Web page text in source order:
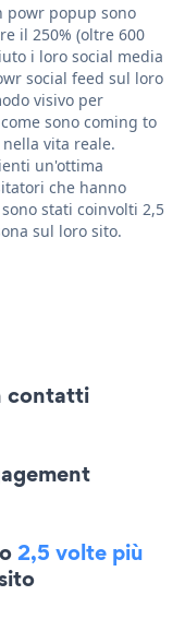
powr popup sono
il 250% (oltre 600
i loro social media
social feed sul loro
visivo per
sono coming to
vita reale.
un'ottima
che hanno
stati coinvolti 2,5
sul loro sito.
contatti
2,5 volte più